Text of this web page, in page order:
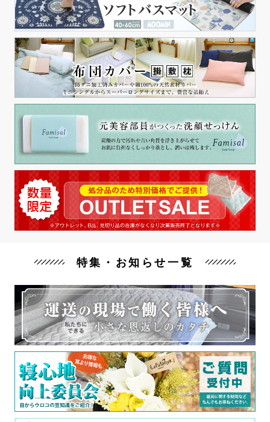
特集・お知らせ一覧